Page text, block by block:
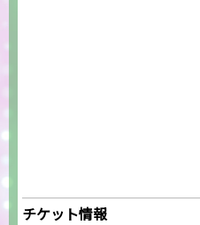
チケット情報